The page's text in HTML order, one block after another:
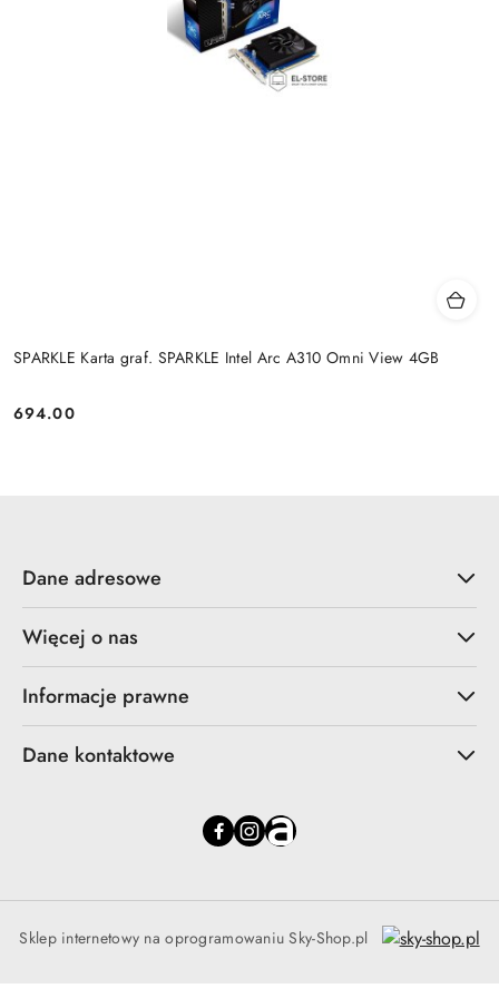
SPARKLE Karta graf. SPARKLE Intel Arc A310 Omni View 4GB
Cena:
694.00
Dane adresowe
Więcej o nas
Informacje prawne
Dane kontaktowe
Sklep internetowy na oprogramowaniu Sky-Shop.pl